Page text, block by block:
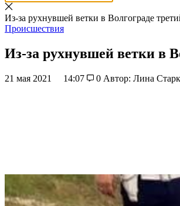
Из-за рухнувшей ветки в Волгограде
Происшествия
Из-за рухнувшей ветки в
21 мая 2021 14:07 0 Автор: Лина